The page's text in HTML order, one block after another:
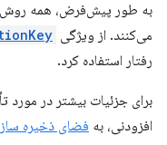
می‌کنند. از ویژگی
رفتار استفاده کرد.
برای جزئیات بیشتر در مورد
افزودنی، به فضای ذخیره